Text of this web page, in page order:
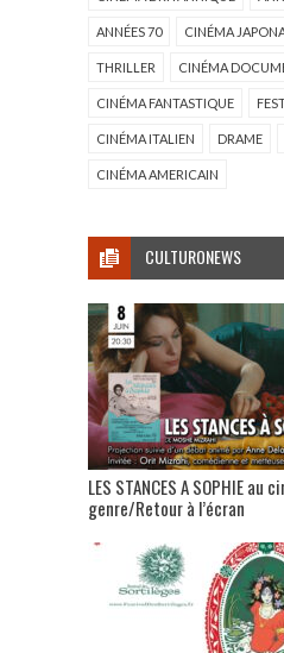
ANNÉES 70 CINÉMA
THRILLER CINÉMA
CINÉMA FANTASTIQUE
CINÉMA ITALIEN DRAME
CINÉMA AMERICAIN
CULTURONEWS
LES STANCES A SOPHIE au
genre/Retour à l’écran